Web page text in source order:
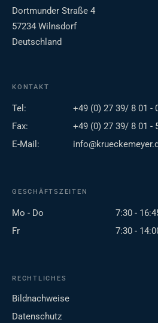
Dortmunder Straße 4
57234 Wilnsdorf
Deutschland
KONTAKT
Tel:
+49 (0) 27 39/ 8 01 -
Fax:
+49 (0) 27 39/ 8 01 -
E-Mail:
GESCHÄFTSZEITEN
Mo - Do
7:30 -
Fr
7:30 -
RECHTLICHES
Bildnachweise
Datenschutz